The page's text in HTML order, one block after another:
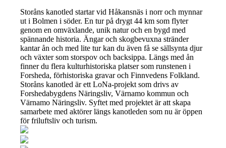
Storåns kanotled startar vid Håkansnäs i norr och mynnar
ut i Bolmen i söder. En tur på drygt 44 km som flyter
genom en omväxlande, unik natur och en bygd med
spännande historia. Ängar och skogbevuxna stränder
kantar ån och med lite tur kan du även få se sällsynta djur
och växter som storspov och backsippa. Längs med ån
finner du flera kulturhistoriska platser som runstenen i
Forsheda, förhistoriska gravar och Finnvedens Folkland.
Storåns kanotled är ett LoNa-projekt som drivs av
Forshedabygdens Näringsliv, Värnamo kommun och
Värnamo Näringsliv. Syftet med projektet är att skapa
samarbete med aktörer längs kanotleden som nu är öppen
för friluftsliv och turism.